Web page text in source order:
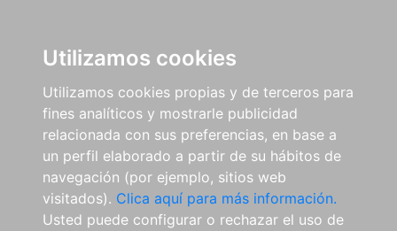
Utilizamos cookies
Utilizamos cookies propias y de terceros para
fines analíticos y mostrarle publicidad
relacionada con sus preferencias, en base a
un perfil elaborado a partir de su hábitos de
navegación (por ejemplo, sitios web
visitados). Clica aquí para más información.
Usted puede configurar o rechazar el uso de